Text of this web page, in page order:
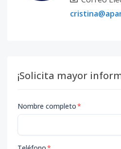
¡Solicita mayor
Nombre completo*